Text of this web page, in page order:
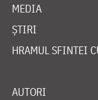
MEDIA
ȘTIRI
HRAMUL SFINTEI
AUTORI